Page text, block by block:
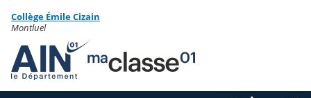
Menu de la rubrique
Contenu
Collège Émile Cizain
Montluel